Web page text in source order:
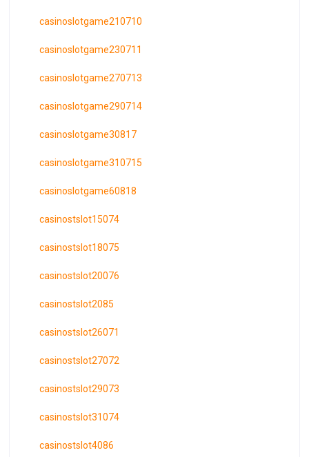
casinoslotgame210710
casinoslotgame230711
casinoslotgame270713
casinoslotgame290714
casinoslotgame30817
casinoslotgame310715
casinoslotgame60818
casinostslot15074
casinostslot18075
casinostslot20076
casinostslot2085
casinostslot26071
casinostslot27072
casinostslot29073
casinostslot31074
casinostslot4086